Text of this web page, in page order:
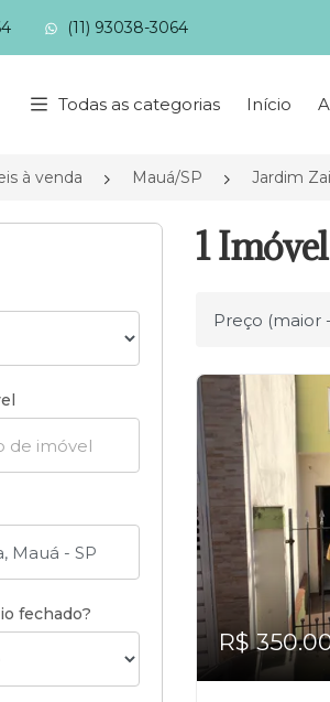
(11) 93038-3064
Todas as categorias Início
à venda Mauá/SP Jardim
fechado?
1
Ordenar por
R$